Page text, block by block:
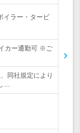
イラー・タービ
カー通勤可 ※ご
同社規定により
…